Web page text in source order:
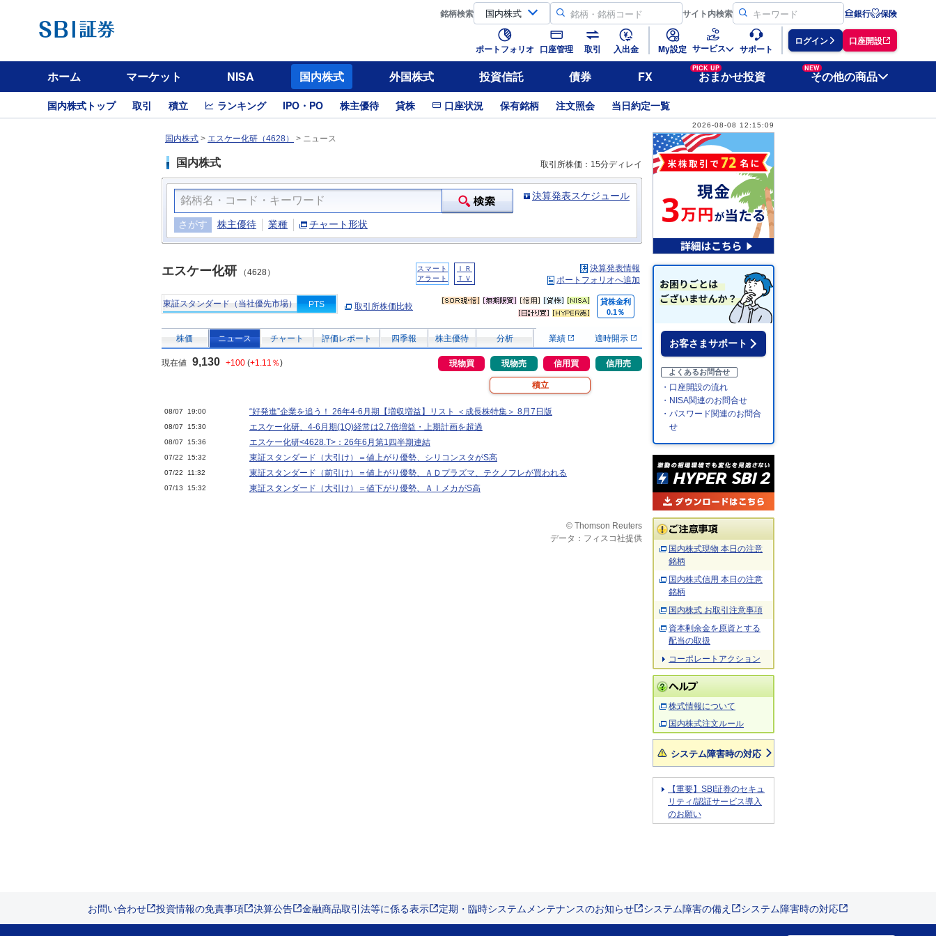
銘柄検索 サイト内検索 銀行 保険
ポートフォリオ 口座管理 取引 入出金 My設定 サービス サポート
ログイン 口座開設
ホーム マーケット NISA 国内株式 外国株式 投資信託 債券 FX
PICK UP
おまかせ投資
NEW
その他の商品
国内株式トップ 取引 積立 ランキング IPO・PO 株主優待 貸株 口座状況 保有銘柄 注文照会 当日約定一覧
2026-08-08 12:15:09
国内株式 > エスケー化研（4628） > ニュース
国内株式 取引所株価：15分ディレイ
決算発表スケジュール
さがす 株主優待 業種 チャート形状
エスケー化研 （4628）
スマート
アラート
ＩＲ
ＴＶ
決算発表情報
ポートフォリオへ追加
東証スタンダード（当社優先市場） PTS 取引所株価比較
貸株金利
0.1％
株価 ニュース チャート 評価レポート 四季報 株主優待 分析 業績 適時開示
現在値 9,130 +100 (+1.11％) 現物買 現物売 信用買 信用売
積立
08/07 19:00 “好発進”企業を追う！ 26年4-6月期【増収増益】リスト ＜成長株特集＞ 8月7日版
08/07 15:30 エスケー化研、4-6月期(1Q)経常は2.7倍増益・上期計画を超過
08/07 15:36 エスケー化研<4628.T>：26年6月第1四半期連結
07/22 15:32 東証スタンダード（大引け）＝値上がり優勢、シリコンスタがS高
07/22 11:32 東証スタンダード（前引け）＝値上がり優勢、ＡＤプラズマ、テクノフレが買われる
07/13 15:32 東証スタンダード（大引け）＝値下がり優勢、ＡＩメカがS高
© Thomson Reuters
データ：フィスコ社提供
お客さまサポート
よくあるお問合せ
・口座開設の流れ
・NISA関連のお問合せ
・パスワード関連のお問合
せ
国内株式現物 本日の注意
銘柄
国内株式信用 本日の注意
銘柄
国内株式 お取引注意事項
資本剰余金を原資とする
配当の取扱
コーポレートアクション
株式情報について
国内株式注文ルール
システム障害時の対応
【重要】SBI証券のセキュ
リティ/認証サービス導入
のお願い
お問い合わせ 投資情報の免責事項 決算公告 金融商品取引法等に係る表示 定期・臨時システムメンテナンスのお知らせ システム障害の備え システム障害時の対応